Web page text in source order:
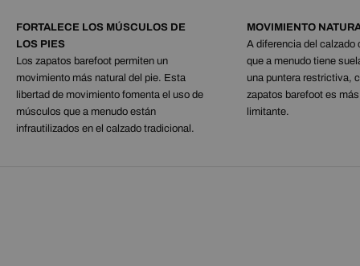
FORTALECE LOS MÚSCULOS DE
LOS PIES
Los zapatos barefoot permiten un
movimiento más natural del pie. Esta
libertad de movimiento fomenta el uso de
músculos que a menudo están
infrautilizados en el calzado tradicional.
MOVIMIENTO
A diferencia del calzado
que a menudo tiene
una puntera restrictiva,
zapatos barefoot es
limitante.